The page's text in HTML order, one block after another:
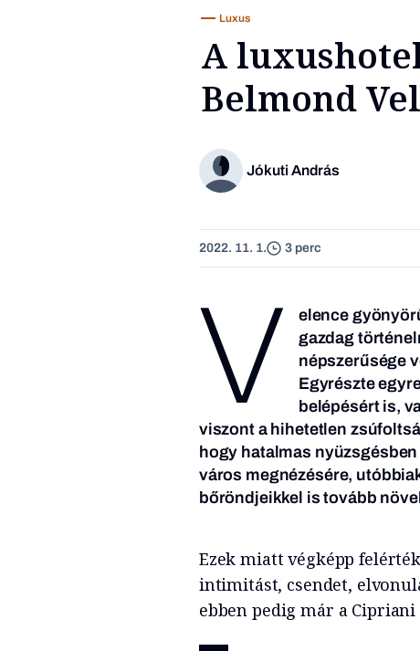
Luxus
A
Belmond
Jókuti András
2022. 11. 1. 3 perc
V
elence
gazdag
népszerűsége
Egyrészte
belépésért is,
viszont a hihetetlen
hogy hatalmas
város megnézésére,
bőröndjeikkel is tovább
Ezek miatt végképp
intimitást, csendet,
ebben pedig már a